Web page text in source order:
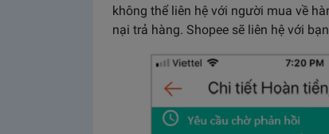
không thể liên hệ với người mua về
nại trả hàng. Shopee sẽ liên hệ với